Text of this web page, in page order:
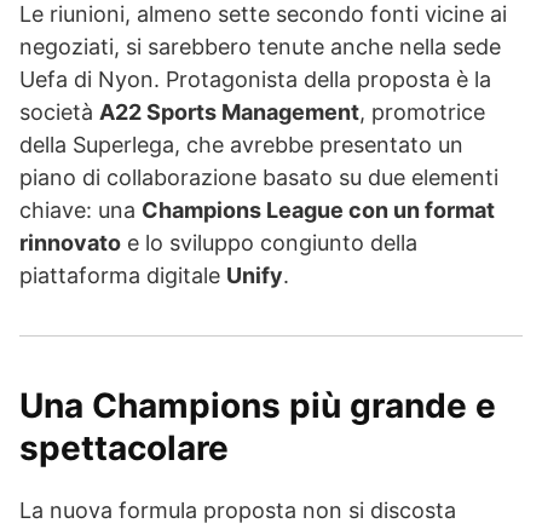
Le riunioni, almeno sette secondo fonti vicine ai
negoziati, si sarebbero tenute anche nella sede
Uefa di Nyon. Protagonista della proposta è la
società A22 Sports Management, promotrice
della Superlega, che avrebbe presentato un
piano di collaborazione basato su due elementi
chiave: una Champions League con un format
rinnovato e lo sviluppo congiunto della
piattaforma digitale Unify.
Una Champions più grande e
spettacolare
La nuova formula proposta non si discosta